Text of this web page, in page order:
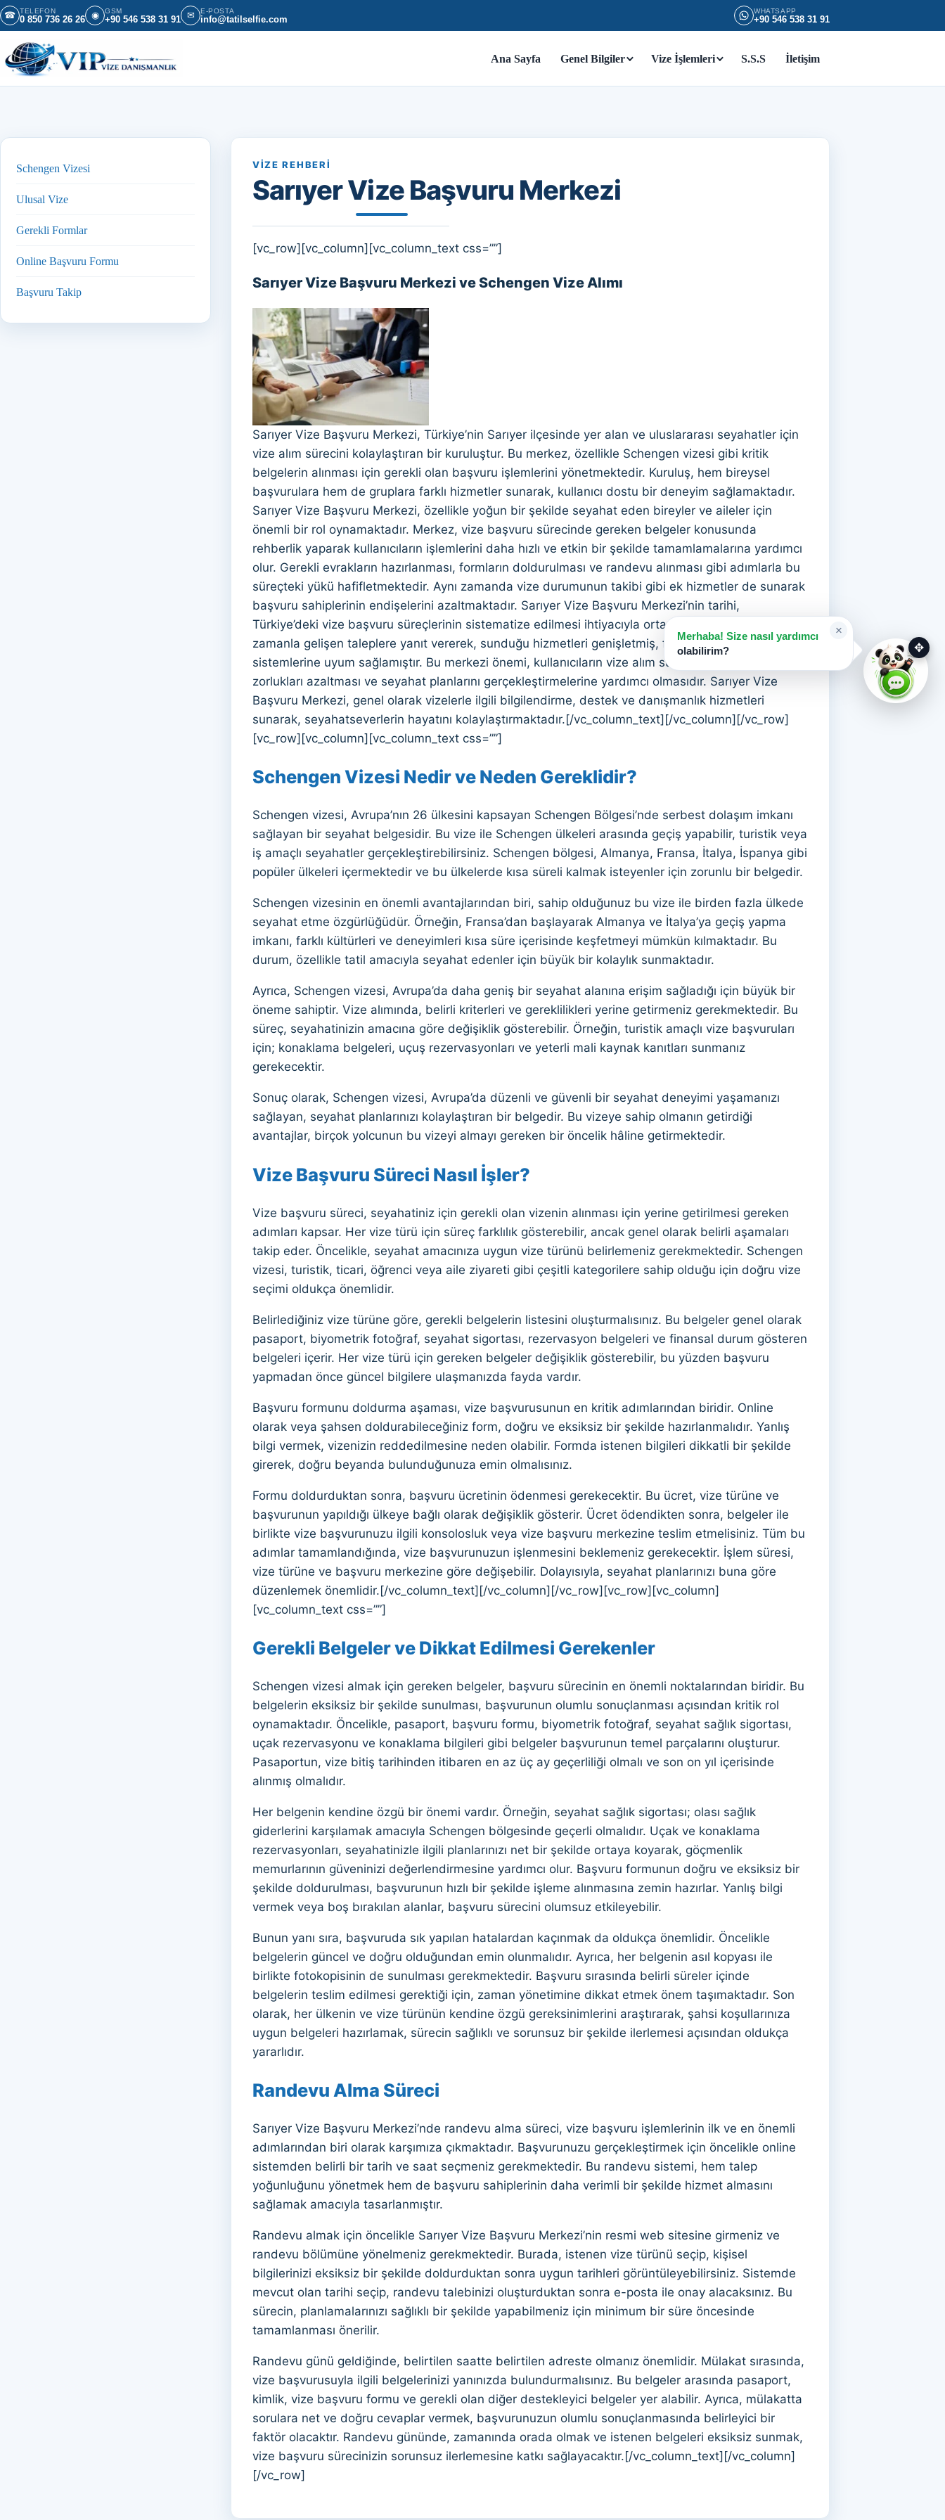
İçeriğe geç
☎ TELEFON
0 850 736 26 26 ◉ GSM
+90 546 538 31 91 ✉ E-POSTA
info@tatilselfie.com
WHATSAPP
+90 546 538 31 91
Ana Sayfa Genel Bilgiler Vize İşlemleri S.S.S İletişim
Schengen Vizesi
Ulusal Vize
Gerekli Formlar
Online Başvuru Formu
Başvuru Takip
VIZE REHBERI
Sarıyer Vize Başvuru Merkezi
[vc_row][vc_column][vc_column_text css=””]
Sarıyer Vize Başvuru Merkezi ve Schengen Vize Alımı
Sarıyer Vize Başvuru Merkezi, Türkiye’nin Sarıyer ilçesinde yer alan ve uluslararası seyahatler için
vize alım sürecini kolaylaştıran bir kuruluştur. Bu merkez, özellikle Schengen vizesi gibi kritik
belgelerin alınması için gerekli olan başvuru işlemlerini yönetmektedir. Kuruluş, hem bireysel
başvurulara hem de gruplara farklı hizmetler sunarak, kullanıcı dostu bir deneyim sağlamaktadır.
Sarıyer Vize Başvuru Merkezi, özellikle yoğun bir şekilde seyahat eden bireyler ve aileler için
önemli bir rol oynamaktadır. Merkez, vize başvuru sürecinde gereken belgeler konusunda
rehberlik yaparak kullanıcıların işlemlerini daha hızlı ve etkin bir şekilde tamamlamalarına yardımcı
olur. Gerekli evrakların hazırlanması, formların doldurulması ve randevu alınması gibi adımlarla bu
süreçteki yükü hafifletmektedir. Aynı zamanda vize durumunun takibi gibi ek hizmetler de sunarak
başvuru sahiplerinin endişelerini azaltmaktadır. Sarıyer Vize Başvuru Merkezi’nin tarihi,
Türkiye’deki vize başvuru süreçlerinin sistematize edilmesi ihtiyacıyla ortaya çıkmıştır. Merkez,
zamanla gelişen taleplere yanıt vererek, sunduğu hizmetleri genişletmiş, farklı ülkelerin vize
sistemlerine uyum sağlamıştır. Bu merkezi önemi, kullanıcıların vize alım sürecinde yaşadığı
zorlukları azaltması ve seyahat planlarını gerçekleştirmelerine yardımcı olmasıdır. Sarıyer Vize
Başvuru Merkezi, genel olarak vizelerle ilgili bilgilendirme, destek ve danışmanlık hizmetleri
sunarak, seyahatseverlerin hayatını kolaylaştırmaktadır.[/vc_column_text][/vc_column][/vc_row]
[vc_row][vc_column][vc_column_text css=””]
Schengen Vizesi Nedir ve Neden Gereklidir?
Schengen vizesi, Avrupa’nın 26 ülkesini kapsayan Schengen Bölgesi’nde serbest dolaşım imkanı
sağlayan bir seyahat belgesidir. Bu vize ile Schengen ülkeleri arasında geçiş yapabilir, turistik veya
iş amaçlı seyahatler gerçekleştirebilirsiniz. Schengen bölgesi, Almanya, Fransa, İtalya, İspanya gibi
popüler ülkeleri içermektedir ve bu ülkelerde kısa süreli kalmak isteyenler için zorunlu bir belgedir.
Schengen vizesinin en önemli avantajlarından biri, sahip olduğunuz bu vize ile birden fazla ülkede
seyahat etme özgürlüğüdür. Örneğin, Fransa’dan başlayarak Almanya ve İtalya’ya geçiş yapma
imkanı, farklı kültürleri ve deneyimleri kısa süre içerisinde keşfetmeyi mümkün kılmaktadır. Bu
durum, özellikle tatil amacıyla seyahat edenler için büyük bir kolaylık sunmaktadır.
Ayrıca, Schengen vizesi, Avrupa’da daha geniş bir seyahat alanına erişim sağladığı için büyük bir
öneme sahiptir. Vize alımında, belirli kriterleri ve gereklilikleri yerine getirmeniz gerekmektedir. Bu
süreç, seyahatinizin amacına göre değişiklik gösterebilir. Örneğin, turistik amaçlı vize başvuruları
için; konaklama belgeleri, uçuş rezervasyonları ve yeterli mali kaynak kanıtları sunmanız
gerekecektir.
Sonuç olarak, Schengen vizesi, Avrupa’da düzenli ve güvenli bir seyahat deneyimi yaşamanızı
sağlayan, seyahat planlarınızı kolaylaştıran bir belgedir. Bu vizeye sahip olmanın getirdiği
avantajlar, birçok yolcunun bu vizeyi almayı gereken bir öncelik hâline getirmektedir.
Vize Başvuru Süreci Nasıl İşler?
Vize başvuru süreci, seyahatiniz için gerekli olan vizenin alınması için yerine getirilmesi gereken
adımları kapsar. Her vize türü için süreç farklılık gösterebilir, ancak genel olarak belirli aşamaları
takip eder. Öncelikle, seyahat amacınıza uygun vize türünü belirlemeniz gerekmektedir. Schengen
vizesi, turistik, ticari, öğrenci veya aile ziyareti gibi çeşitli kategorilere sahip olduğu için doğru vize
seçimi oldukça önemlidir.
Belirlediğiniz vize türüne göre, gerekli belgelerin listesini oluşturmalısınız. Bu belgeler genel olarak
pasaport, biyometrik fotoğraf, seyahat sigortası, rezervasyon belgeleri ve finansal durum gösteren
belgeleri içerir. Her vize türü için gereken belgeler değişiklik gösterebilir, bu yüzden başvuru
yapmadan önce güncel bilgilere ulaşmanızda fayda vardır.
Başvuru formunu doldurma aşaması, vize başvurusunun en kritik adımlarından biridir. Online
olarak veya şahsen doldurabileceğiniz form, doğru ve eksiksiz bir şekilde hazırlanmalıdır. Yanlış
bilgi vermek, vizenizin reddedilmesine neden olabilir. Formda istenen bilgileri dikkatli bir şekilde
girerek, doğru beyanda bulunduğunuza emin olmalısınız.
Formu doldurduktan sonra, başvuru ücretinin ödenmesi gerekecektir. Bu ücret, vize türüne ve
başvurunun yapıldığı ülkeye bağlı olarak değişiklik gösterir. Ücret ödendikten sonra, belgeler ile
birlikte vize başvurunuzu ilgili konsolosluk veya vize başvuru merkezine teslim etmelisiniz. Tüm bu
adımlar tamamlandığında, vize başvurunuzun işlenmesini beklemeniz gerekecektir. İşlem süresi,
vize türüne ve başvuru merkezine göre değişebilir. Dolayısıyla, seyahat planlarınızı buna göre
düzenlemek önemlidir.[/vc_column_text][/vc_column][/vc_row][vc_row][vc_column]
[vc_column_text css=””]
Gerekli Belgeler ve Dikkat Edilmesi Gerekenler
Schengen vizesi almak için gereken belgeler, başvuru sürecinin en önemli noktalarından biridir. Bu
belgelerin eksiksiz bir şekilde sunulması, başvurunun olumlu sonuçlanması açısından kritik rol
oynamaktadır. Öncelikle, pasaport, başvuru formu, biyometrik fotoğraf, seyahat sağlık sigortası,
uçak rezervasyonu ve konaklama bilgileri gibi belgeler başvurunun temel parçalarını oluşturur.
Pasaportun, vize bitiş tarihinden itibaren en az üç ay geçerliliği olmalı ve son on yıl içerisinde
alınmış olmalıdır.
Her belgenin kendine özgü bir önemi vardır. Örneğin, seyahat sağlık sigortası; olası sağlık
giderlerini karşılamak amacıyla Schengen bölgesinde geçerli olmalıdır. Uçak ve konaklama
rezervasyonları, seyahatinizle ilgili planlarınızı net bir şekilde ortaya koyarak, göçmenlik
memurlarının güveninizi değerlendirmesine yardımcı olur. Başvuru formunun doğru ve eksiksiz bir
şekilde doldurulması, başvurunun hızlı bir şekilde işleme alınmasına zemin hazırlar. Yanlış bilgi
vermek veya boş bırakılan alanlar, başvuru sürecini olumsuz etkileyebilir.
Bunun yanı sıra, başvuruda sık yapılan hatalardan kaçınmak da oldukça önemlidir. Öncelikle
belgelerin güncel ve doğru olduğundan emin olunmalıdır. Ayrıca, her belgenin asıl kopyası ile
birlikte fotokopisinin de sunulması gerekmektedir. Başvuru sırasında belirli süreler içinde
belgelerin teslim edilmesi gerektiği için, zaman yönetimine dikkat etmek önem taşımaktadır. Son
olarak, her ülkenin ve vize türünün kendine özgü gereksinimlerini araştırarak, şahsi koşullarınıza
uygun belgeleri hazırlamak, sürecin sağlıklı ve sorunsuz bir şekilde ilerlemesi açısından oldukça
yararlıdır.
Randevu Alma Süreci
Sarıyer Vize Başvuru Merkezi’nde randevu alma süreci, vize başvuru işlemlerinin ilk ve en önemli
adımlarından biri olarak karşımıza çıkmaktadır. Başvurunuzu gerçekleştirmek için öncelikle online
sistemden belirli bir tarih ve saat seçmeniz gerekmektedir. Bu randevu sistemi, hem talep
yoğunluğunu yönetmek hem de başvuru sahiplerinin daha verimli bir şekilde hizmet almasını
sağlamak amacıyla tasarlanmıştır.
Randevu almak için öncelikle Sarıyer Vize Başvuru Merkezi’nin resmi web sitesine girmeniz ve
randevu bölümüne yönelmeniz gerekmektedir. Burada, istenen vize türünü seçip, kişisel
bilgilerinizi eksiksiz bir şekilde doldurduktan sonra uygun tarihleri görüntüleyebilirsiniz. Sistemde
mevcut olan tarihi seçip, randevu talebinizi oluşturduktan sonra e-posta ile onay alacaksınız. Bu
sürecin, planlamalarınızı sağlıklı bir şekilde yapabilmeniz için minimum bir süre öncesinde
tamamlanması önerilir.
Randevu günü geldiğinde, belirtilen saatte belirtilen adreste olmanız önemlidir. Mülakat sırasında,
vize başvurusuyla ilgili belgelerinizi yanınızda bulundurmalısınız. Bu belgeler arasında pasaport,
kimlik, vize başvuru formu ve gerekli olan diğer destekleyici belgeler yer alabilir. Ayrıca, mülakatta
sorulara net ve doğru cevaplar vermek, başvurunuzun olumlu sonuçlanmasında belirleyici bir
faktör olacaktır. Randevu gününde, zamanında orada olmak ve istenen belgeleri eksiksiz sunmak,
vize başvuru sürecinizin sorunsuz ilerlemesine katkı sağlayacaktır.[/vc_column_text][/vc_column]
[/vc_row]
Merhaba! Size nasıl yardımcı
olabilirim?
×
✥